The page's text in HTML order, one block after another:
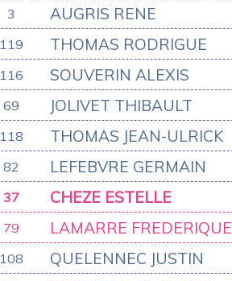
3 AUGRIS RENE
119 THOMAS RODRIGUE
116 SOUVERIN ALEXIS
69 JOLIVET THIBAULT
118 THOMAS JEAN-ULRICK
82 LEFEBVRE GERMAIN
37 CHEZE ESTELLE
79 LAMARRE FREDERIQUE
108 QUELENNEC JUSTIN